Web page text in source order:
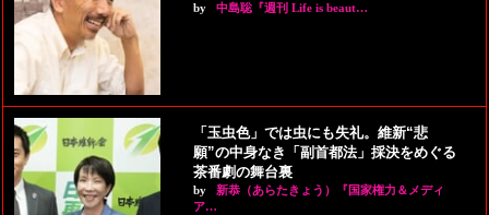
by 中島聡『週刊 Life is beaut…
「玉虫色」では虫にも失礼。維新“悲
願”の中身なき「副首都法」採決をめぐる
茶番劇の舞台裏
by
新恭（あらたきょう）『国家権力＆メディ
ア…